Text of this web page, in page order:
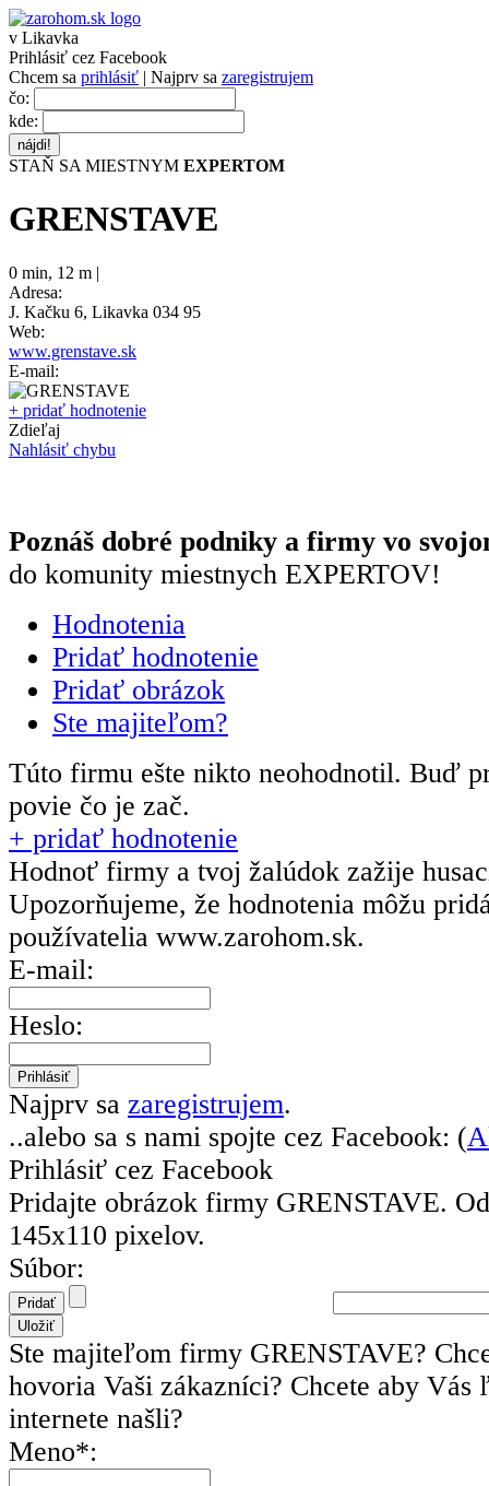
v Likavka
Prihlásiť cez Facebook
Chcem sa prihlásiť | Najprv sa zaregistrujem
čo:
kde:
STAŇ SA MIESTNYM EXPERTOM
GRENSTAVE
0 min, 12 m |
Adresa:
J. Kačku 6, Likavka 034 95
Web:
www.grenstave.sk
E-mail:
+ pridať hodnotenie
Zdieľaj
Nahlásiť chybu
Poznáš dobré podniky a firmy vo
do komunity miestnych EXPERTOV!
Hodnotenia
Pridať hodnotenie
Pridať obrázok
Ste majiteľom?
Túto firmu ešte nikto neohodnotil. Buď
povie čo je zač.
+ pridať hodnotenie
Hodnoť firmy a tvoj žalúdok zažije
Upozorňujeme, že hodnotenia môžu
používatelia www.zarohom.sk.
E-mail:
Heslo:
Najprv sa zaregistrujem.
..alebo sa s nami spojte cez Facebook: (
Prihlásiť cez Facebook
Pridajte obrázok firmy GRENSTAVE.
145x110 pixelov.
Súbor:
Ste majiteľom firmy GRENSTAVE?
hovoria Vaši zákazníci? Chcete aby Vás
internete našli?
Meno*: